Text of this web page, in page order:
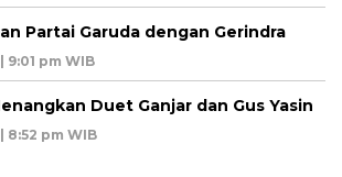
Partai Garuda dengan Gerindra
9:01 pm WIB
Duet Ganjar dan Gus Yasin
8:52 pm WIB